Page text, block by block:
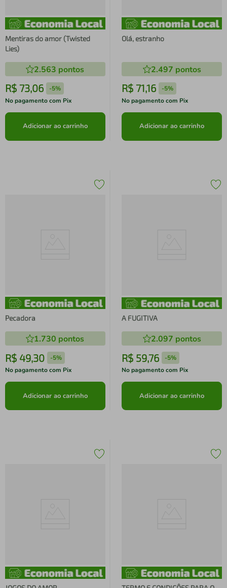
Mentiras do amor (Twisted
Lies)
2.563 pontos
R$ 73,06 -5%
No pagamento com Pix
Adicionar ao carrinho
Olá, estranho
2.497 pontos
R$ 71,16 -5%
No pagamento com Pix
Adicionar ao carrinho
Pecadora
1.730 pontos
R$ 49,30 -5%
No pagamento com Pix
Adicionar ao carrinho
A FUGITIVA
2.097 pontos
R$ 59,76 -5%
No pagamento com Pix
Adicionar ao carrinho